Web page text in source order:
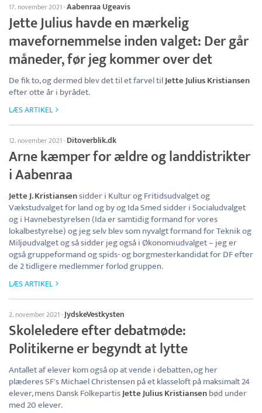
17. november 2021·Aabenraa Ugeavis
Jette Julius havde en mærkelig
mavefornemmelse inden valget: Der går
måneder, før jeg kommer over det
De fik to, og dermed blev det til et farvel tilJette Julius Kristiansen
efter otte år i byrådet.
LÆS ARTIKEL
12. november 2021· Ditoverblik.dk
Arne kæmper for ældre og landdistrikter
i Aabenraa
Jette J. Kristiansensidder i Kultur og Fritidsudvalget og
Vækstudvalget for land og by og Ida Smed sidder i Socialudvalget
og i Havnebestyrelsen (Ida er samtidig formand for vores
lokalbestyrelse) og jeg selv blev som nyvalgt formand for Teknik og
Miljøudvalget og så sidder jeg også i Økonomiudvalget – jeg er
også gruppeformand og spids- og borgmesterkandidat for DF efter
de 2 tidligere medlemmer forlod gruppen.
LÆS ARTIKEL
2. november 2021·JydskeVestkysten
Skoleledere efter debatmøde:
Politikerne er begyndt at lytte
Antallet af elever kom også op at vende i debatten, og her
plæderes SF's Michael Christensen på et klasseloft på maksimalt 24
elever, mens Dansk FolkepartisJette Julius Kristiansenbød under
med 20 elever.